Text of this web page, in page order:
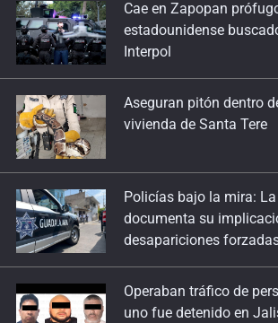
27 de Julio de 2026
Quinto Patio
25 de Julio de 2026
Quinto Patio
Quinto Patio
23 de Julio de 2026
Quinto Patio
22 de Julio de 2026
Aseguran pitón dentro
vivienda de Santa Tere
Policías bajo la mira: La
documenta su
Operaban tráfico de
uno fue detenido en
Catean casa por
fraude telefónico